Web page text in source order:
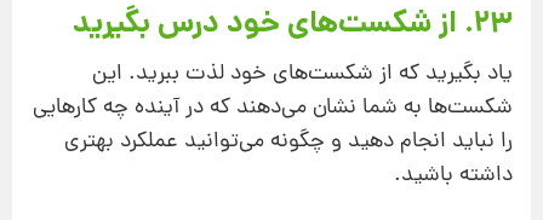
23. از شکست‌های خود درس بگیرید
یاد بگیرید که از شکست‌های خود لذت ببرید. این
شکست‌ها به شما نشان می‌دهند که در آینده چه کارهایی
را نباید انجام دهید و چگونه می‌توانید عملکرد بهتری
داشته باشید.